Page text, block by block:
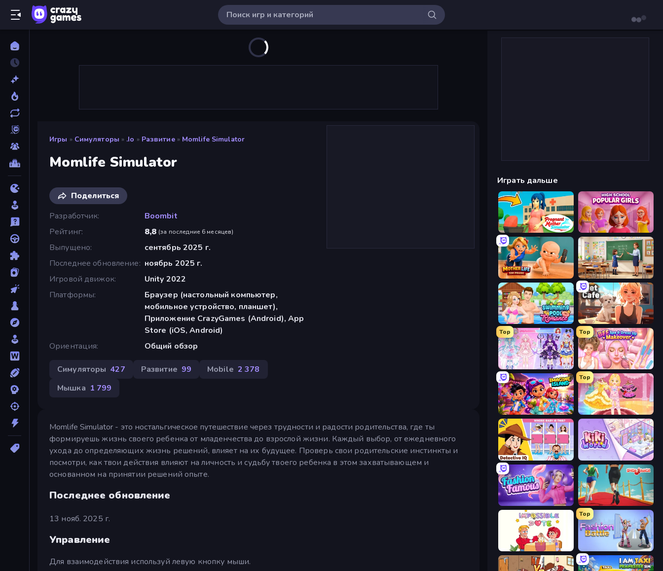
Игры » Симуляторы » .io » Развитие » Momlife Simulator
Momlife Simulator
Поделиться
Разработчик
Boombit
Рейтинг
8,8 (за последние 6 месяцев)
Выпущено
сентябрь 2025 г.
Последнее обновление
ноябрь 2025 г.
Игровой движок
Unity 2022
Платформы
Браузер (настольный компьютер,
мобильное устройство, планшет),
Приложение CrazyGames (Android), App
Store (iOS, Android)
Ориентация
Общий обзор
Симуляторы 427 Развитие 99 Mobile 2 378
Мышка 1 799
Momlife Simulator - это ностальгическое путешествие через трудности и радости родительства, где ты
формируешь жизнь своего ребенка от младенчества до взрослой жизни. Каждый выбор, от ежедневного
ухода до определяющих жизнь решений, влияет на их будущее. Проверь свои родительские инстинкты и
посмотри, как твои действия влияют на личность и судьбу твоего ребенка в этом захватывающем и
основанном на принятии решений опыте.
Последнее обновление
13 нояб. 2025 г.
Управление
Для взаимодействия используй левую кнопку мыши.
Играть дальше
Pregnant Mother Simulator
Mother Life Simulator: Prank High School Teacher Simulator
Swimming Pool Romance Pet Cafe
Top
Idol Livestream: Fashion Game
Top
BFF Makeover - Spa & Dress Up
Imagine Island
Top
Royal Glow Princess Makeover
Detective IQ: Brain Games KiKi World
Fashion Famous Shoe Race
Impossible Date
Top
Fashion Battle